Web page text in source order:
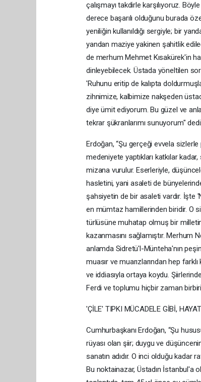
çalışmayı takdirle karşılıyoruz.
derece başarılı olduğunu burada
yeniliğin kullanıldığı sergiyle; bir
yandan maziye yakinen şahitlik
de merhum Mehmet Kısakürek'in
dinleyebilecek. Üstada yöneltilen
'Ruhunu eritip de kalıpta
zihnimize, kalbimize nakşeden
diye ümit ediyorum. Bu güzel ve
tekrar şükranlarımı sunuyorum" dedi.
Erdoğan, “Şu gerçeği evvela
medeniyete yaptıkları katkılar
mizana vurulur. Eserleriyle,
hasletini, yani asaleti de
şahsiyetin de bir asaleti vardır.
en mümtaz hamillerinden biridir. O
türlüsüne muhatap olmuş bir
kazanmasını sağlamıştır. Merhum
anlamda Sidretü'l-Münteha'nın
muasır ve muarızlarından hep
ve iddiasıyla ortaya koydu.
Ferdi ve toplumu hiçbir zaman
'ÇİLE' TIPKI MÜCADELE GİBİ,
Cumhurbaşkanı Erdoğan, “Şu
rüyası olan şiir; duygu ve
sanatın adıdır. O inci olduğu
Bu noktainazar, Üstadın İstanbul'a